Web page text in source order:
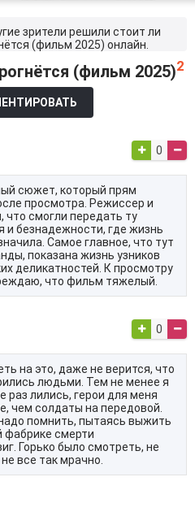
зрители решили стоит ли
(фильм 2025) онлайн.
(фильм 2025)2
0
сюжет, который прям
просмотра. Режиссер и
что смогли передать ту
и безнадежности, где жизнь
Самое главное, что тут
показана жизнь узников
деликатностей. К просмотру
что фильм тяжелый.
0
на это, даже не верится, что
людьми. Тем не менее я
раз лились, герои для меня
чем солдаты на передовой.
помнить, пытаясь выжить
фабрике смерти
Горько было смотреть, не
все так мрачно.